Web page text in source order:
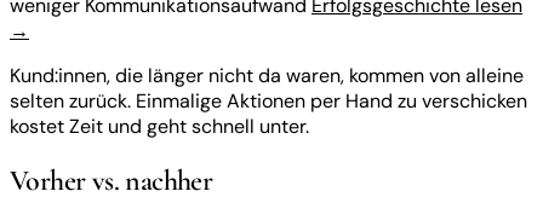
weniger Kommunikationsaufwand Erfolgsgeschichte lesen
→
Kund:innen, die länger nicht da waren, kommen von alleine
selten zurück. Einmalige Aktionen per Hand zu verschicken
kostet Zeit und geht schnell unter.
Vorher vs. nachher